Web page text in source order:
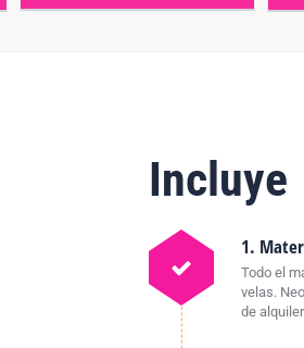
Incluye
1.
Todo el
velas.
de